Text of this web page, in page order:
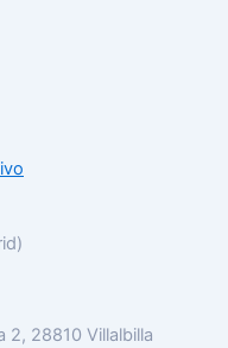
2, 28810 Villalbilla